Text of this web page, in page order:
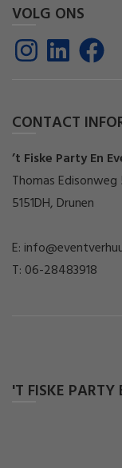
VOLG ONS
CONTACT
’t Fiske Party En
Thomas Edisonweg
5151DH, Drunen
E:
T: 06-28483918
'T FISKE PARTY